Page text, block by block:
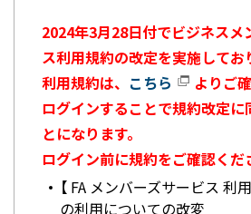
2024年3月28日付でビジネスメ
ス利用規約の改定を実施してお
利用規約は、 こちら
よりご
ログインすることで規約改定に
とになります。
ログイン前に規約をご確認くだ
【 FA メンバーズサービス 利
の利用についての改変